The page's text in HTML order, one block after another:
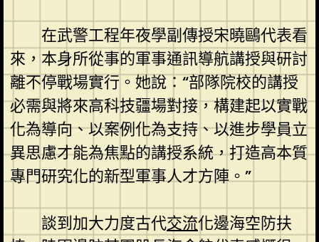
在武警工程年夜學副傳授宋曉鷗代表看
來，本身所從事的軍事通訊導航講授與研討
離不停戰場實行。她說：“部隊院校的講授
必需與將來高科技疆場對接，構建起以實戰
化為導向、以案例化為支持、以進步學員立
異思慮才能為焦點的講授系統，打造高本質
專門研究化的新型軍事人才方陣。”
談到加大力度古代交流化邊海空防扶